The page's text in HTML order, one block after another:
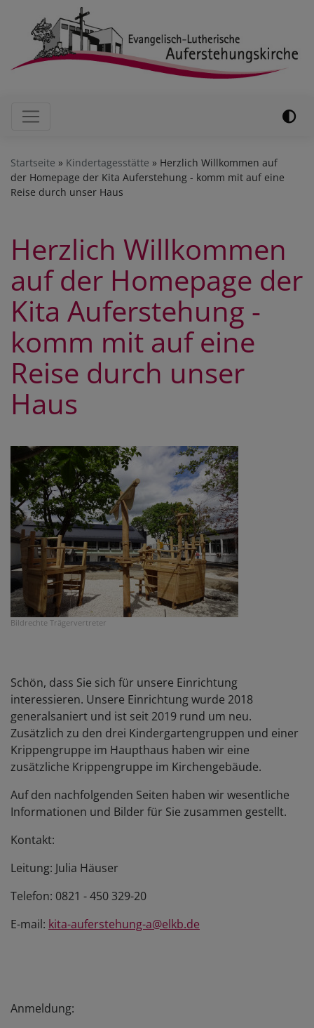
Hauptnavigation
Startseite Kindertagesstätte
Herzlich Willkommen auf
der Homepage der Kita Auferstehung - komm mit auf eine
Reise durch unser Haus
Herzlich Willkommen
auf der Homepage der
Kita Auferstehung -
komm mit auf eine
Reise durch unser
Haus
Bildrechte Trägervertreter
Schön, dass Sie sich für unsere Einrichtung
interessieren. Unsere Einrichtung wurde 2018
generalsaniert und ist seit 2019 rund um neu.
Zusätzlich zu den drei Kindergartengruppen und einer
Krippengruppe im Haupthaus haben wir eine
zusätzliche Krippengruppe im Kirchengebäude.
Auf den nachfolgenden Seiten haben wir wesentliche
Informationen und Bilder für Sie zusammen gestellt.
Kontakt:
Leitung: Julia Häuser
Telefon: 0821 - 450 329-20
E-mail: kita-auferstehung-a@elkb.de
Anmeldung: